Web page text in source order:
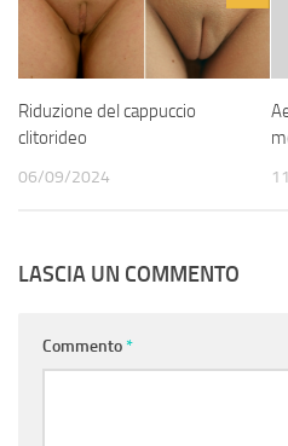
Riduzione del cappuccio
clitorideo
06/09/2024
LASCIA UN COMMENTO
Commento*